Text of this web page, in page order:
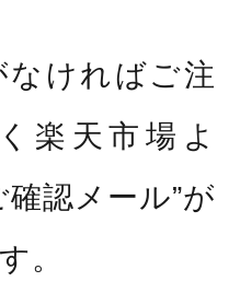
なければご注
楽天市場よ
確認メール”が
。